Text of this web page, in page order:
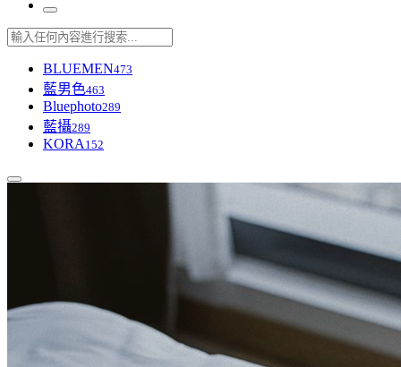
BLUEMEN473
藍男色463
Bluephoto289
藍攝289
KORA 152